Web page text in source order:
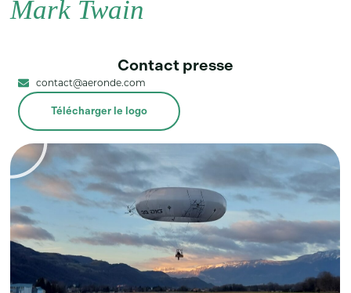
Mark Twain
Contact presse
contact@aeronde.com
Télécharger le logo